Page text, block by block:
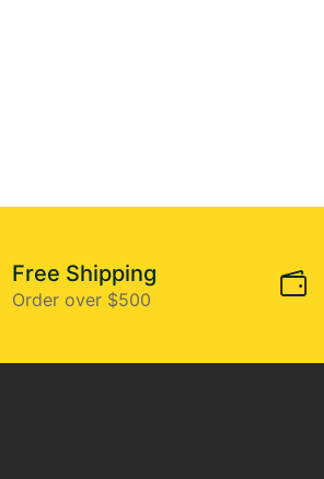
Free Shipping
Order over $500